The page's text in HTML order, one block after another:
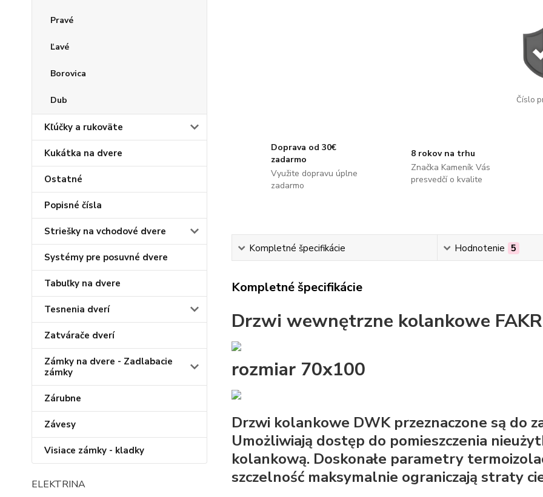
Pravé
Ľavé
Borovica
Dub
Kľúčky a rukoväte
Kukátka na dvere
Ostatné
Popisné čísla
Striešky na vchodové dvere
Systémy pre posuvné dvere
Tabuľky na dvere
Tesnenia dverí
Zatvárače dverí
Zámky na dvere - Zadlabacie
zámky
Zárubne
Závesy
Visiace zámky - kladky
ELEKTRINA
Číslo
Doprava od 30€
zadarmo
Využite dopravu úplne
zadarmo
8 rokov na trhu
Značka Kameník Vás
presvedčí o kvalite
Kompletné špecifikácie Hodnotenie 5
Kompletné špecifikácie
Drzwi wewnętrzne kolankowe
rozmiar 70x100
Drzwi kolankowe DWK przeznaczone są do
Umożliwiają dostęp do pomieszczenia
kolankową. Doskonałe parametry
szczelność maksymalnie ograniczają straty